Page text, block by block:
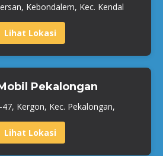
Kebondalem, Kec. Kendal
Lihat Lokasi
Pekalongan
47, Kergon, Kec. Pekalongan,
Lihat Lokasi